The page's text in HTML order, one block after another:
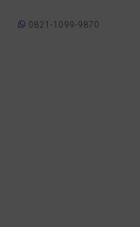
0821-1099-9870